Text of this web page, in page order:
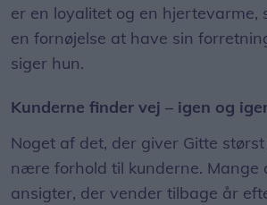
er en loyalitet og en hjertevarme,
en fornøjelse at have sin
siger hun.
Kunderne finder vej – igen og
Noget af det, der giver Gitte
nære forhold til kunderne. Mange
ansigter, der vender tilbage år